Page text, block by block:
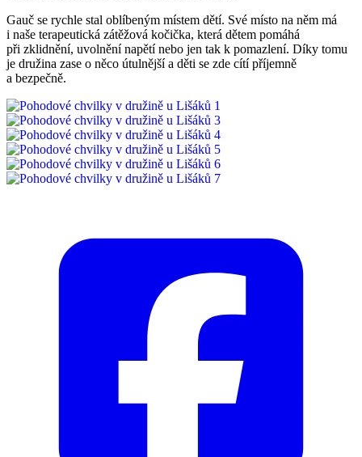
Gauč se rychle stal oblíbeným místem dětí. Své místo na něm má
i naše terapeutická zátěžová kočička, která dětem pomáhá
při zklidnění, uvolnění napětí nebo jen tak k pomazlení. Díky tomu
je družina zase o něco útulnější a děti se zde cítí příjemně
a bezpečně.